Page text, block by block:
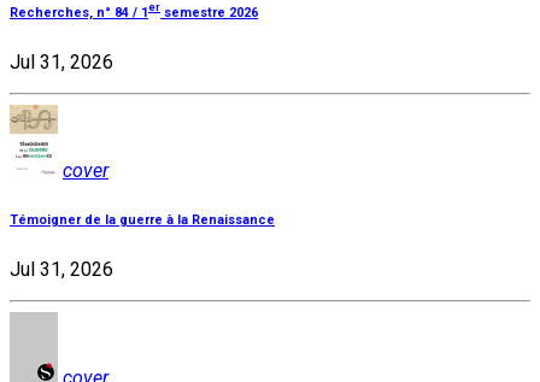
Recherches, n° 84 / 1 er semestre 2026
Jul 31, 2026
cover
Témoigner de la guerre à la Renaissance
Jul 31, 2026